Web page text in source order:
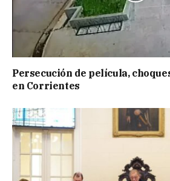
Persecución de película,
en Corrientes